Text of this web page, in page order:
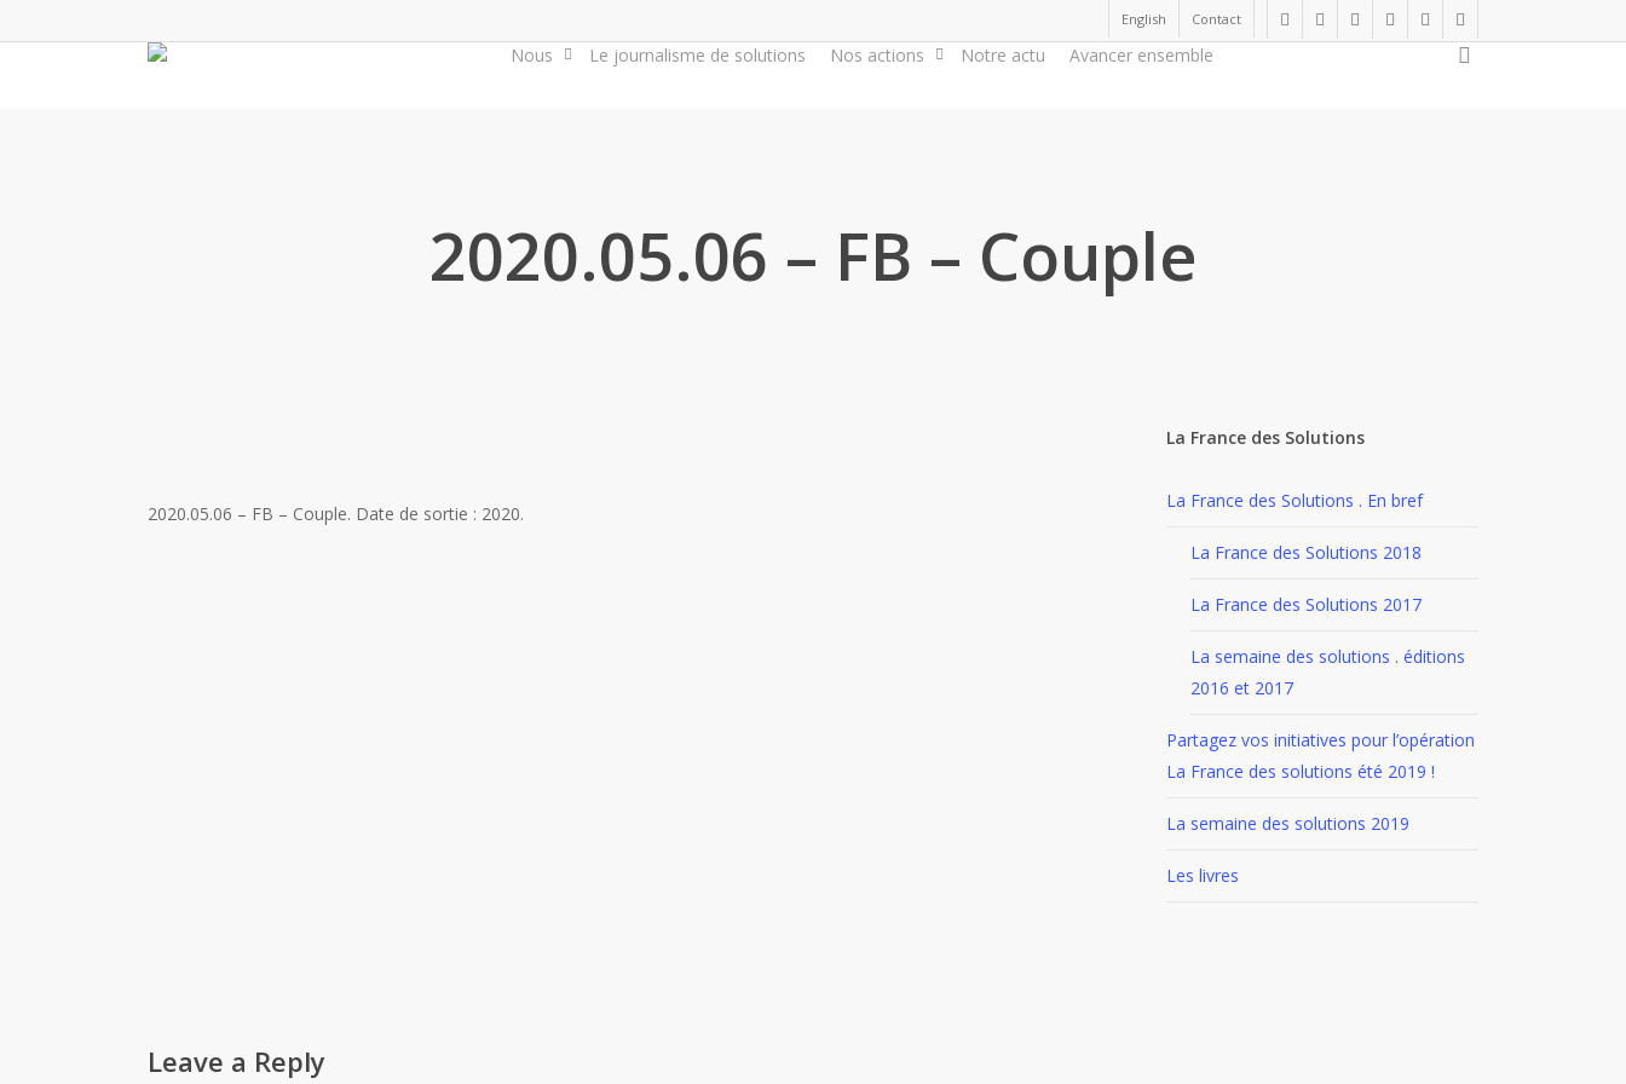
to
twitterfacebooklinkedinyoutubeinstagram
flickr
English Contact
Nous Le journalisme de solutions Nos actions Notre actu Avancer ensemble
2020.05.06 – FB – Couple
2020.05.06 – FB – Couple. Date de sortie : 2020.
La France des Solutions
La France des Solutions . En bref
La France des Solutions 2018
La France des Solutions 2017
La semaine des solutions . éditions
2016 et 2017
Partagez vos initiatives pour l’opération
La France des solutions été 2019 !
La semaine des solutions 2019
Les livres
Leave a Reply